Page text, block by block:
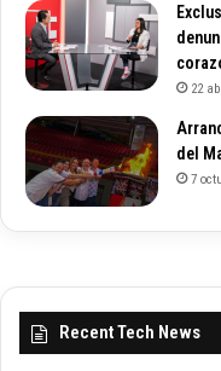
22
del
7
Recent Tech News